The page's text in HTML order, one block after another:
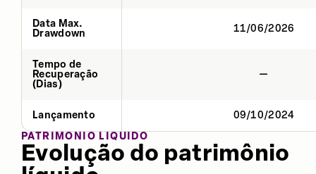
Data Max.
Drawdown
11/06/2026
Tempo de
Recuperação
(Dias)
—
Lançamento
09/10/2024
PATRIMÔNIO LÍQUIDO
Evolução do patrimônio